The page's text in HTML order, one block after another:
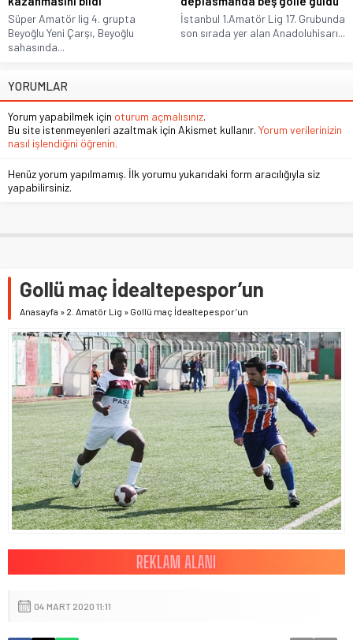
Süper Amatör lig 4. grupta
Beyoğlu Yeni Çarşı, Beyoğlu
sahasında...
İstanbul 1.Amatör Lig 17. Grubunda
son sırada yer alan Anadoluhisarı...
YORUMLAR
Yorum yapabilmek için oturum açmalısınız.
Bu site istenmeyenleri azaltmak için Akismet kullanır. Yorum verilerinizin
nasıl işlendiğini öğrenin.
Henüz yorum yapılmamış. İlk yorumu yukarıdaki form aracılığıyla siz
yapabilirsiniz.
Gollü maç İdealtepespor’un
Anasayfa » 2. Amatör Lig » Gollü maç İdealtepespor’un
04 MART 2020 11:11